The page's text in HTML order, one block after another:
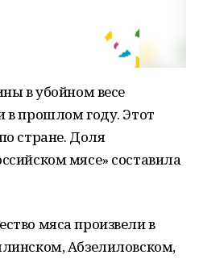
в убойном весе
в прошлом году. Этот
стране. Доля
мясе» составила
мяса произвели в
Абзелиловском,